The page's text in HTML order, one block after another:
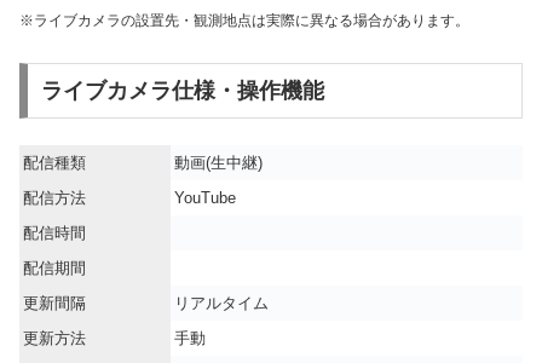
※ライブカメラの設置先・観測地点は実際に異なる場合があります。
ライブカメラ仕様・操作機能
配信種類
動画(生中継)
配信方法
YouTube
配信時間
配信期間
更新間隔
リアルタイム
更新方法
手動